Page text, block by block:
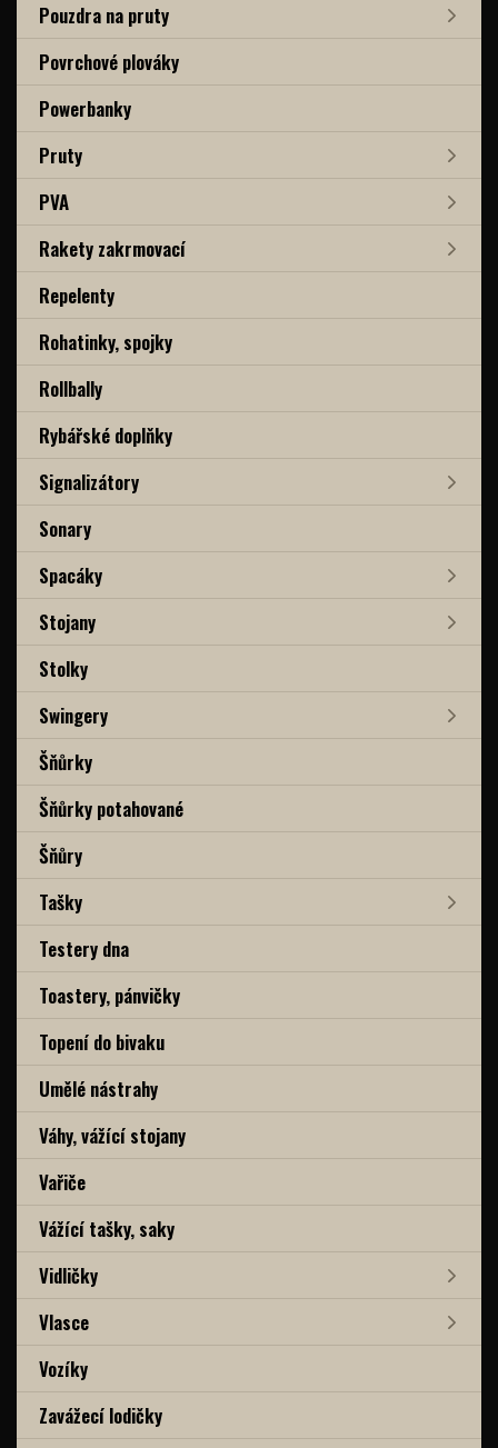
Pouzdra na pruty
Povrchové plováky
Powerbanky
Pruty
PVA
Rakety zakrmovací
Repelenty
Rohatinky, spojky
Rollbally
Rybářské doplňky
Signalizátory
Sonary
Spacáky
Stojany
Stolky
Swingery
Šňůrky
Šňůrky potahované
Šňůry
Tašky
Testery dna
Toastery, pánvičky
Topení do bivaku
Umělé nástrahy
Váhy, vážící stojany
Vařiče
Vážící tašky, saky
Vidličky
Vlasce
Vozíky
Zavážecí lodičky